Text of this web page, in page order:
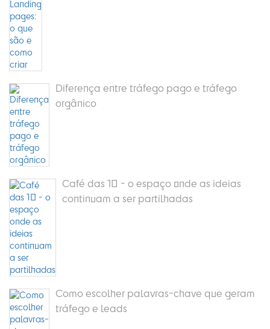
Diferença entre tráfego pago e tráfego
orgânico
Café das 10 - o espaço onde as ideias
continuam a ser partilhadas
Como escolher palavras-chave que geram
tráfego e leads